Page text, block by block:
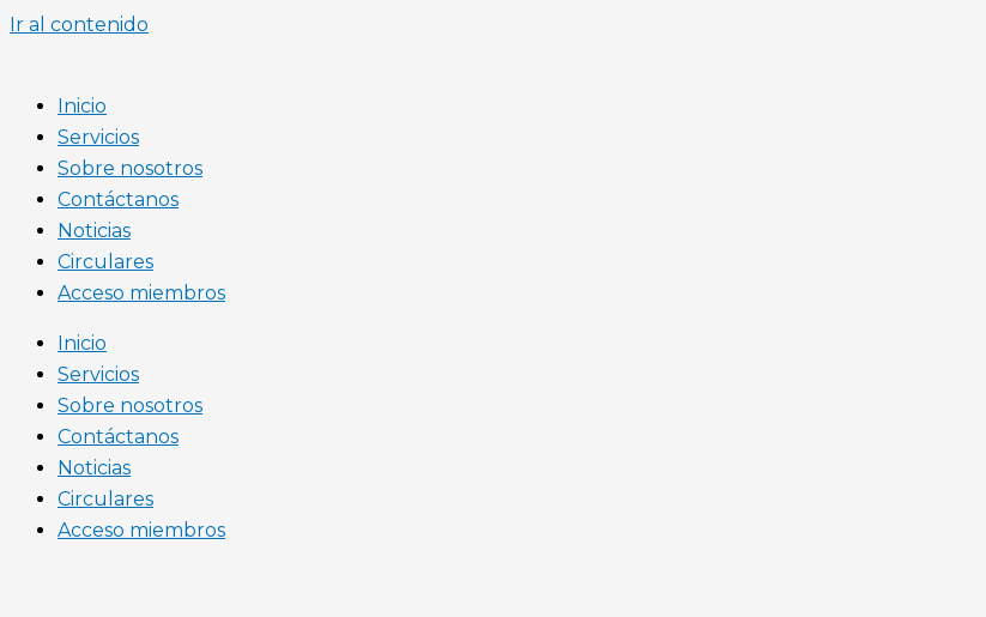
Ir al contenido
Inicio
Servicios
Sobre nosotros
Contáctanos
Noticias
Circulares
Acceso miembros
Inicio
Servicios
Sobre nosotros
Contáctanos
Noticias
Circulares
Acceso miembros